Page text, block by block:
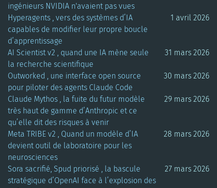
ingénieurs NVIDIA n'avaient pas vues
Hyperagents , vers des systèmes d’IA
capables de modifier leur propre boucle
d’apprentissage
1 avril 2026
AI Scientist v2 , quand une IA mène seule
la recherche scientifique
31 mars 2026
Outworked , une interface open source
pour piloter des agents Claude Code
30 mars 2026
Claude Mythos , la fuite du futur modèle
très haut de gamme d’Anthropic et ce
qu’elle dit des risques à venir
29 mars 2026
Meta TRIBE v2 , Quand un modèle d’IA
devient outil de laboratoire pour les
neurosciences
28 mars 2026
Sora sacrifié, Spud priorisé , la bascule
stratégique d’OpenAI face à l’explosion des
27 mars 2026